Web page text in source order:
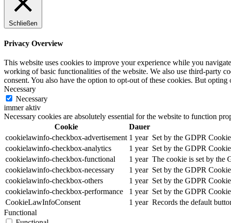
Schließen
Privacy Overview
This website uses cookies to improve your experience while you
working of basic functionalities of the website. We also use third-party
consent. You also have the option to opt-out of these cookies. But
Necessary
Necessary
immer aktiv
Necessary cookies are absolutely essential for the website to function
Cookie
Dauer
cookielawinfo-checkbox-advertisement 1 year Set by the GDPR
cookielawinfo-checkbox-analytics
1 year Set by the GDPR
cookielawinfo-checkbox-functional
1 year The cookie is set by the
cookielawinfo-checkbox-necessary
1 year Set by the GDPR
cookielawinfo-checkbox-others
1 year Set by the GDPR
cookielawinfo-checkbox-performance
1 year Set by the GDPR
CookieLawInfoConsent
1 year Records the default
Functional